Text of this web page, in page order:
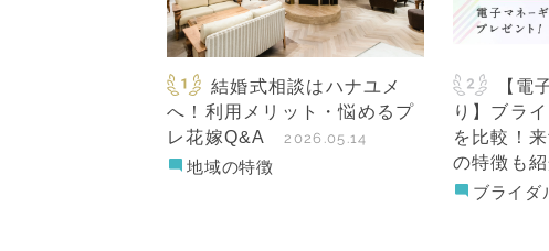
結婚式相談はハナユメ
へ！利用メリット・悩めるプ
レ花嫁Q&A
2026.05.14
地域の特徴
【電
り】ブラ
を比較！
の特徴も紹
ブライダ